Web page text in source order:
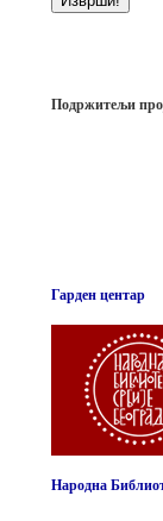
Подржитељи
Гарден центар
Народна